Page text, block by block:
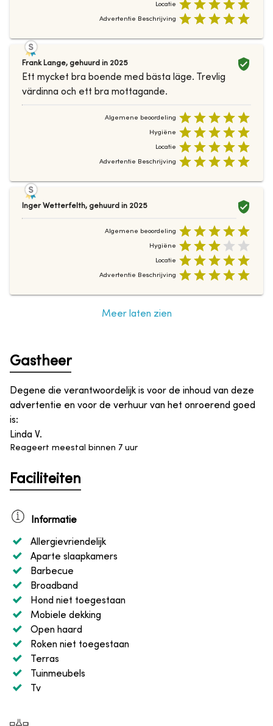
Locatie
Advertentie Beschrijving
Frank Lange, gehuurd in 2025
Ett mycket bra boende med bästa läge. Trevlig
värdinna och ett bra mottagande.
Algemene beoordeling
Hygiëne
Locatie
Advertentie Beschrijving
Inger Wetterfelth, gehuurd in 2025
Algemene beoordeling
Hygiëne
Locatie
Advertentie Beschrijving
Meer laten zien
Gastheer
Degene die verantwoordelijk is voor de inhoud van deze
advertentie en voor de verhuur van het onroerend goed
is:
Linda V.
Reageert meestal binnen 7 uur
Faciliteiten
Informatie
Allergievriendelijk
Aparte slaapkamers
Barbecue
Broadband
Hond niet toegestaan
Mobiele dekking
Open haard
Roken niet toegestaan
Terras
Tuinmeubels
Tv